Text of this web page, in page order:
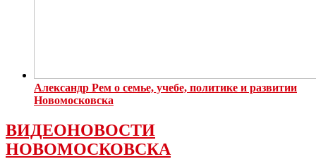
Александр Рем о семье, учебе, политике и развитии
Новомосковска
ВИДЕОНОВОСТИ
НОВОМОСКОВСКА